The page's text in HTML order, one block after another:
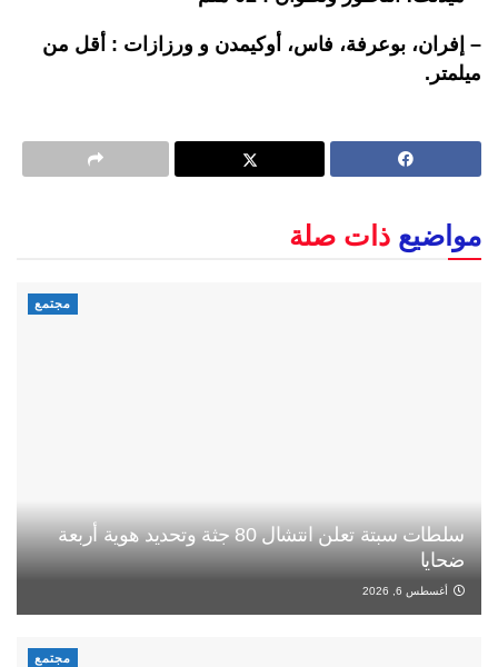
– إفران، بوعرفة، فاس، أوكيمدن و ورزازات : أقل من
ميلمتر.
مواضيع ذات صلة
مجتمع
سلطات سبتة تعلن انتشال 80 جثة وتحديد هوية أربعة
ضحايا
أغسطس 6, 2026
مجتمع